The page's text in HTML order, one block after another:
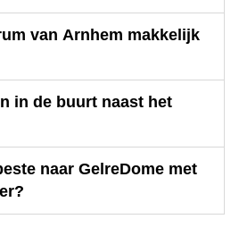
van Arnhem makkelijk
in de buurt naast het
naar GelreDome met